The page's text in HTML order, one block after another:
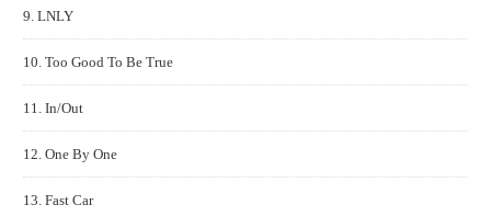
9. LNLY
10. Too Good To Be True
11. In/Out
12. One By One
13. Fast Car